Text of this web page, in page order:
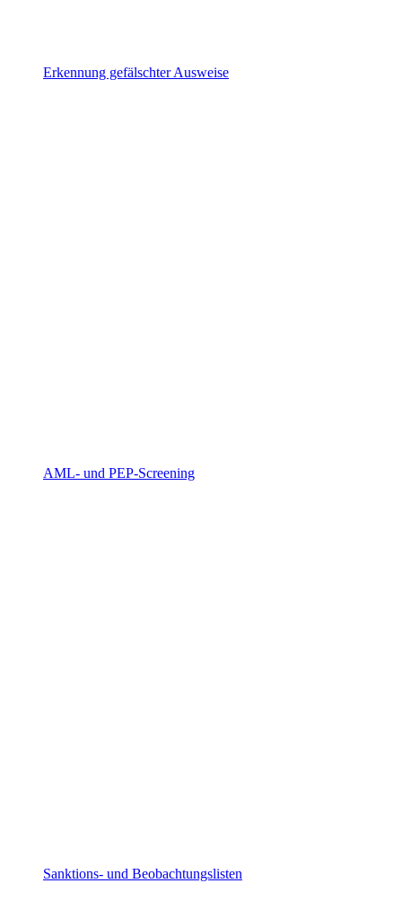
Erkennung gefälschter Ausweise
AML- und PEP-Screening
Sanktions- und Beobachtungslisten